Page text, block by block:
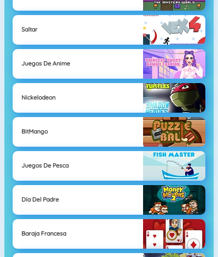
Saltar
Juegos De Anime
Nickelodeon
BitMango
Juegos De Pesca
Día Del Padre
Baraja Francesa